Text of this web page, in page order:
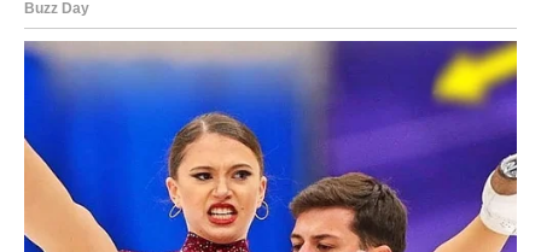
Poruka zvijezda
Ne komplikujte ono što može biti jednostavno.
VAGA
Dnevna prognoza